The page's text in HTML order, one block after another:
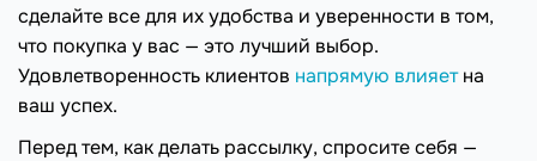
сделайте все для их удобства и уверенности в том,
что покупка у вас — это лучший выбор.
Удовлетворенность клиентов напрямую влияетна
ваш успех.
Перед тем, как делать рассылку, спросите себя —